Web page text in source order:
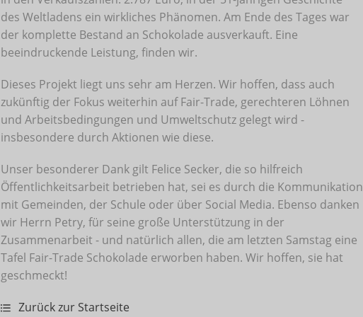
des Weltladens ein wirkliches Phänomen. Am Ende des Tages war
der komplette Bestand an Schokolade ausverkauft. Eine
beeindruckende Leistung, finden wir.
Dieses Projekt liegt uns sehr am Herzen. Wir hoffen, dass auch
zukünftig der Fokus weiterhin auf Fair-Trade, gerechteren Löhnen
und Arbeitsbedingungen und Umweltschutz gelegt wird -
insbesondere durch Aktionen wie diese.
Unser besonderer Dank gilt Felice Secker, die so hilfreich
Öffentlichkeitsarbeit betrieben hat, sei es durch die Kommunikation
mit Gemeinden, der Schule oder über Social Media. Ebenso danken
wir Herrn Petry, für seine große Unterstützung in der
Zusammenarbeit - und natürlich allen, die am letzten Samstag eine
Tafel Fair-Trade Schokolade erworben haben. Wir hoffen, sie hat
geschmeckt!
Zurück zur Startseite